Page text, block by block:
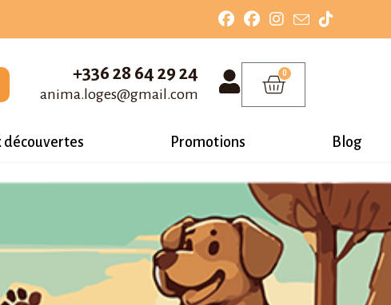
+336 28 64 29 24
anima.loges@gmail.com
0
découvertes Promotions Blog